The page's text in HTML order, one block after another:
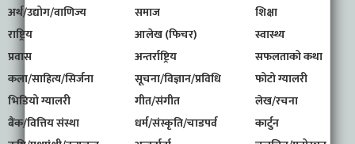
अर्थ/उद्योग/वाणिज्य
समाज
शिक्षा
राष्ट्रिय
आलेख (फिचर)
स्वास्थ्य
प्रवास
अन्तर्राष्ट्रिय
सफलताको कथा
कला/साहित्य/सिर्जना
सूचना/विज्ञान/प्रविधि
फोटो ग्यालरी
भिडियो ग्यालरी
गीत/संगीत
लेख/रचना
बैंक/वित्तिय संस्था
धर्म/संस्कृति/चाडपर्व
कार्टुन